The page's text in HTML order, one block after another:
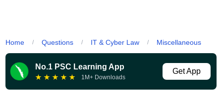
Home / Questions / IT & Cyber Law / Miscellaneous
No.1 PSC Learning App
★ ★ ★ ★ ★ 1M+ Downloads
Get App